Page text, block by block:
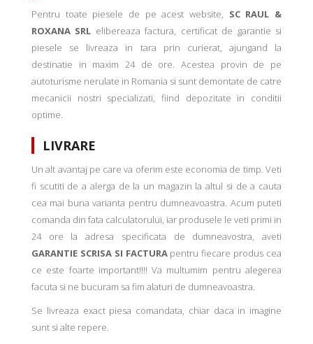
Pentru toate piesele de pe acest website, SC RAUL &
ROXANA SRL elibereaza factura, certificat de garantie si
piesele se livreaza in tara prin curierat, ajungand la
destinatie in maxim 24 de ore. Acestea provin de pe
autoturisme nerulate in Romania si sunt demontate de catre
mecanicii nostri specializati, fiind depozitate in conditii
optime.
LIVRARE
Un alt avantaj pe care va oferim este economia de timp. Veti
fi scutiti de a alerga de la un magazin la altul si de a cauta
cea mai buna varianta pentru dumneavoastra. Acum puteti
comanda din fata calculatorului, iar produsele le veti primi in
24 ore la adresa specificata de dumneavostra, aveti
GARANTIE SCRISA SI FACTURApentru fiecare produs cea
ce este foarte important!!!! Va multumim pentru alegerea
facuta si ne bucuram sa fim alaturi de dumneavoastra.
Se livreaza exact piesa comandata, chiar daca in imagine
sunt si alte repere.